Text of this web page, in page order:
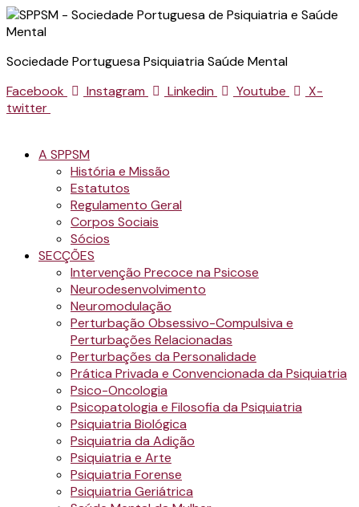
Sociedade Portuguesa Psiquiatria Saúde Mental
Facebook
Instagram Linkedin Youtube
X-
twitter
A SPPSM
História e Missão
Estatutos
Regulamento Geral
Corpos Sociais
Sócios
SECÇÕES
Intervenção Precoce na Psicose
Neurodesenvolvimento
Neuromodulação
Perturbação Obsessivo-Compulsiva e
Perturbações Relacionadas
Perturbações da Personalidade
Prática Privada e Convencionada da Psiquiatria
Psico-Oncologia
Psicopatologia e Filosofia da Psiquiatria
Psiquiatria Biológica
Psiquiatria da Adição
Psiquiatria e Arte
Psiquiatria Forense
Psiquiatria Geriátrica